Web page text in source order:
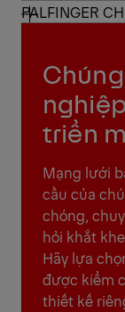
PALFINGER
triển
Mạng lưới
cầu của
chóng,
hỏi khắt
Hãy lựa
được kiểm
thiết kế